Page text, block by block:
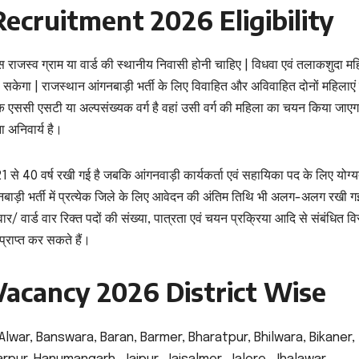
2026 Eligibility
ग्राम या वार्ड की स्थानीय निवासी होनी चाहिए | विधवा एवं तलाकशुदा
| राजस्थान आंगनबाड़ी भर्ती के लिए विवाहित और अविवाहित दोनों महिलाएं
एसटी या अल्पसंख्यक वर्ग है वहां उसी वर्ग की महिला का चयन किया
है।
40 वर्ष रखी गई है जबकि आंगनवाड़ी कार्यकर्ता एवं सहायिका पद के लिए
भर्ती में प्रत्येक जिले के लिए आवेदन की अंतिम तिथि भी अलग-अलग रखी
वार्ड वार रिक्त पदों की संख्या, पात्रता एवं चयन प्रक्रिया आदि से संबंधित
कर सकते हैं।
2026 District Wise
Alwar, Banswara, Baran, Barmer, Bharatpur, Bhilwara, Bikaner,